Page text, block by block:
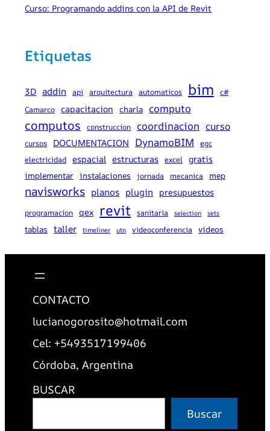
Curso: Programando addins con la API de Revit
Etiquetas
3D addin api arquitectura automaticos bim
c#
Camarco capacitacion charla computo
computos construccion coordinacion curso
cursos DOCUMENTACION DynamoBIM
egc
electricidad espacial estructuras excel gratis
implementar instalaciones jornada mecanica mep
navisworks planos plugin presupuestos
programacion qex revit sanitaria selection sets
tablas taller timeliner utn videoconferencia videos
CONTACTO
lucianogorosito@hotmail.com
Cel: +5493517199406
Córdoba, Argentina
BUSCAR
Buscar